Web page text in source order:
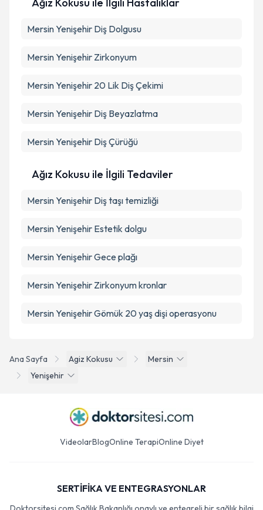
Ana Sayfa Agiz Kokusu
Mersin
Yenişehir
Mersin Yenişehir Diş Dolgusu
Mersin Yenişehir Zirkonyum
Mersin Yenişehir 20 Lik Diş Çekimi
Mersin Yenişehir Diş Beyazlatma
Mersin Yenişehir Diş Çürüğü
Ağız Kokusu ile İlgili Tedaviler
Mersin Yenişehir Diş taşı temizliği
Mersin Yenişehir Estetik dolgu
Mersin Yenişehir Gece plağı
Mersin Yenişehir Zirkonyum kronlar
Mersin Yenişehir Gömük 20 yaş dişi operasyonu
VideolarBlogOnline TerapiOnline Diyet
SERTİFİKA VE ENTEGRASYONLAR